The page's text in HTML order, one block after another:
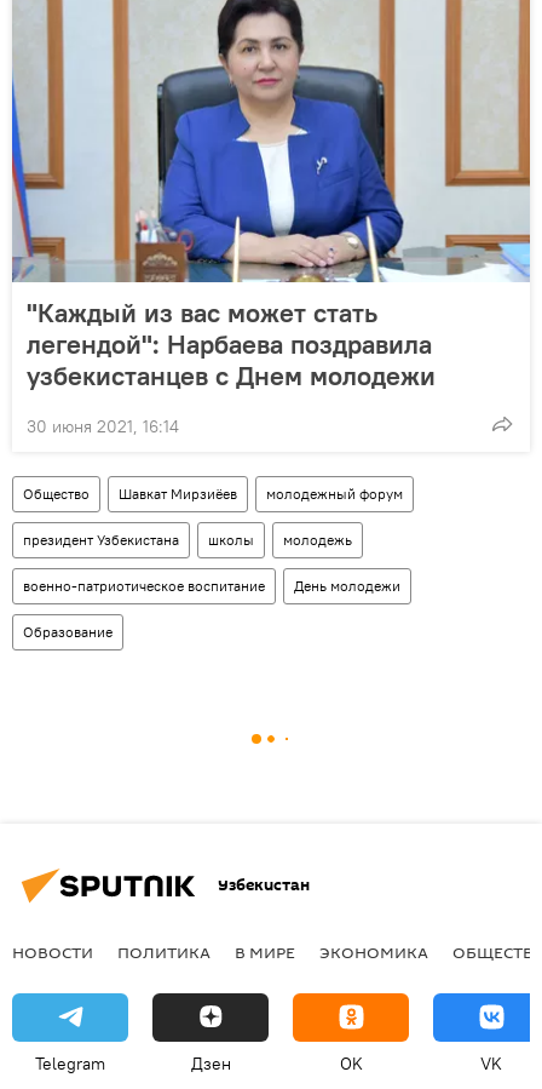
"Каждый из вас может стать
легендой": Нарбаева поздравила
узбекистанцев с Днем молодежи
30 июня 2021, 16:14
Общество Шавкат Мирзиёев молодежный форум
президент Узбекистана школы молодежь
военно-патриотическое воспитание День молодежи
Образование
Узбекистан
НОВОСТИ ПОЛИТИКА В МИРЕ ЭКОНОМИКА
Telegram Дзен OK VK